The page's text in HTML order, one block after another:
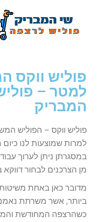
למטר –
המבריק
פוליש ווקס – הפוליש
למרות שמוצעות לנו
במסגרתן ניתן לערוך
מן הצרכנים לבחור דווקא
מדובר כאן באחת משיטות
ביותר, אשר משרתת
כשהרצפה המחודשת